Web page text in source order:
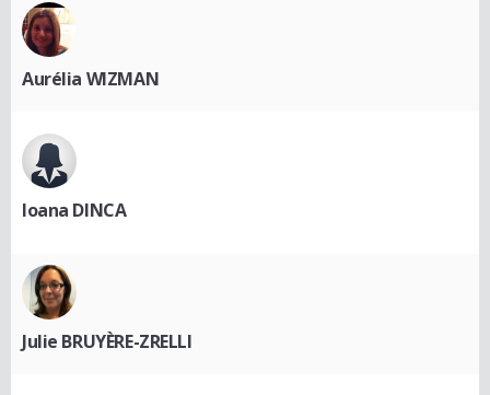
Aurélia WIZMAN
Ioana DINCA
Julie BRUYÈRE-ZRELLI